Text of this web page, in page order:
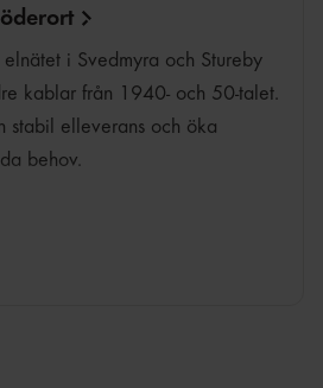
i Svedmyra och Stureby
kablar från 1940- och 50-talet.
stabil elleverans och öka
behov.